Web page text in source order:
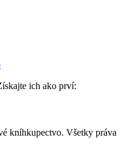
ich ako prví:
kníhkupectvo. Všetky práva